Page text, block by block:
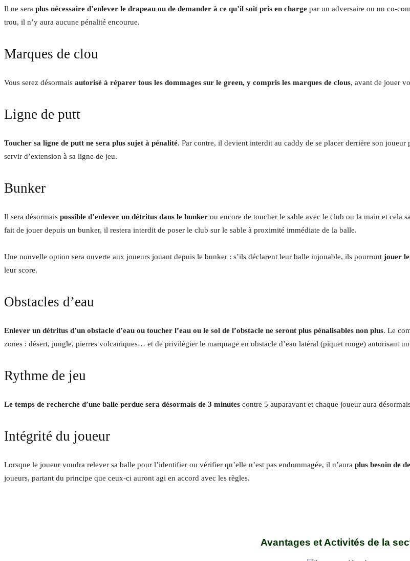
Il ne sera plus nécessaire d’enlever le drapeau ou de demander à ce qu’il soit pris en charge par un adversaire ou un co-
trou, il n’y aura aucune pénalité encourue.
Marques de clou
Vous serez désormais autorisé à réparer tous les dommages sur le green, y compris les marques de clous, avant de jouer
Ligne de putt
Toucher sa ligne de putt ne sera plus sujet à pénalité. Par contre, il devient interdit au caddy de se placer derrière son
servir d’extension à sa ligne de jeu.
Bunker
Il sera désormais possible d’enlever un détritus dans le bunker ou encore de toucher le sable avec le club ou la main et cela
fait de jouer depuis un bunker, il restera interdit de poser le club sur le sable à proximité immédiate de la balle.
Une nouvelle option sera ouverte aux joueurs jouant depuis le bunker : s’ils déclarent leur balle injouable, ils pourront jouer
leur score.
Obstacles d’eau
Enlever un détritus d’un obstacle d’eau ou toucher l’eau ou le sol de l’obstacle ne seront plus pénalisables non plus. Le
zones : désert, jungle, pierres volcaniques… et de privilégier le marquage en obstacle d’eau latéral (piquet rouge) autorisant
Rythme de jeu
Le temps de recherche d’une balle perdue sera désormais de 3 minutes contre 5 auparavant et chaque joueur aura
Intégrité du joueur
Lorsque le joueur voudra relever sa balle pour l’identifier ou vérifier qu’elle n’est pas endommagée, il n’aura plus besoin de
joueurs, partant du principe que ceux-ci auront agi en accord avec les règles.
Avantages et Activités de la